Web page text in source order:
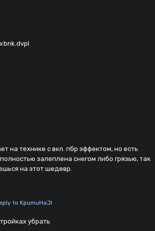
на технике с вкл. пбр эффектом, но есть
залеплена снегом либо грязью, так
на этот шедевр.
to KpumuHaJl
убрать